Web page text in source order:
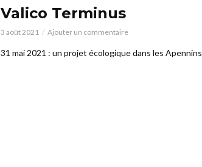
Valico Terminus
3 août 2021 Ajouter un commentaire
31 mai 2021 : un projet écologique dans les Apennins